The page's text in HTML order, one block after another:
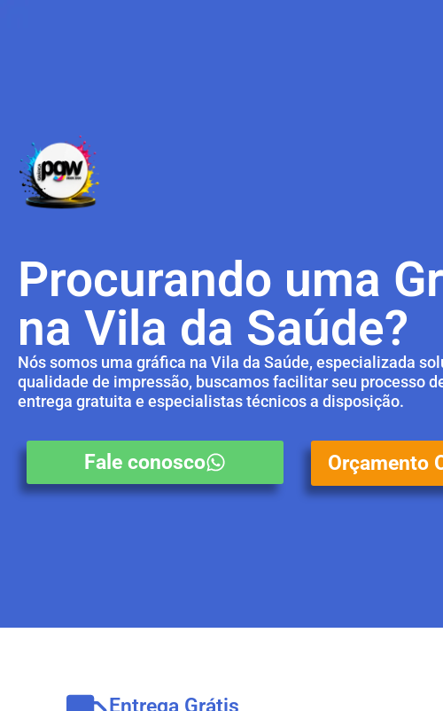
Procurando uma
na Vila da Saúde?
Nós somos uma gráfica na Vila da Saúde, especializada
qualidade de impressão, buscamos facilitar seu processo
entrega gratuita e especialistas técnicos a disposição.
Fale conosco Orçamento